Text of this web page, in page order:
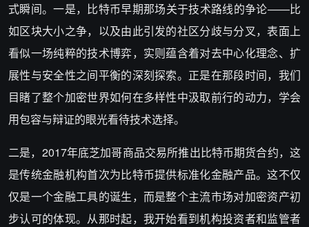
式瞬间。一是，比特币早期那场关于技术路线的争论——比
如区块大小之争，以及由此引发的社区分歧与分叉，表面上
看似一场纯粹的技术博弈，实则蕴含着对去中心化理念、扩
展性与安全性之间平衡的深刻探索。正是在那段时间，我们
目睹了整个加密世界如何在多样性中汲取前行的动力，学会
用包容与辩证的眼光看待技术选择。
二是，2017年底芝加哥商品交易所推出比特币期货合约，这
是传统金融机构首次为比特币提供标准化金融产品。这不仅
仅是一个金融工具的诞生，而是整个主流市场对加密资产初
步认可的体现。从那时起，我开始看到机构投资者和监管者